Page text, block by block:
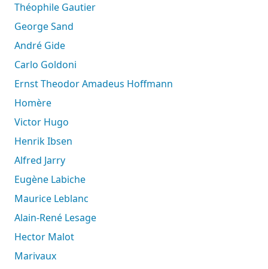
Théophile Gautier
George Sand
André Gide
Carlo Goldoni
Ernst Theodor Amadeus Hoffmann
Homère
Victor Hugo
Henrik Ibsen
Alfred Jarry
Eugène Labiche
Maurice Leblanc
Alain-René Lesage
Hector Malot
Marivaux